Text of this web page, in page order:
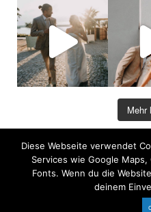
©2026
Impressum
Diese Webseite verwendet
Services wie Google
Fonts. Wenn du die
deinem